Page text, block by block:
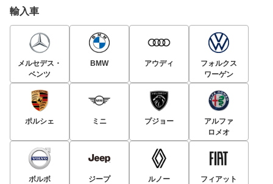
輸入車
メルセデス・
ベンツ
BMW アウディ
フォルクス
ワーゲン
ポルシェ ミニ プジョー
アルファ
ロメオ
ボルボ ジープ ルノー フィアット